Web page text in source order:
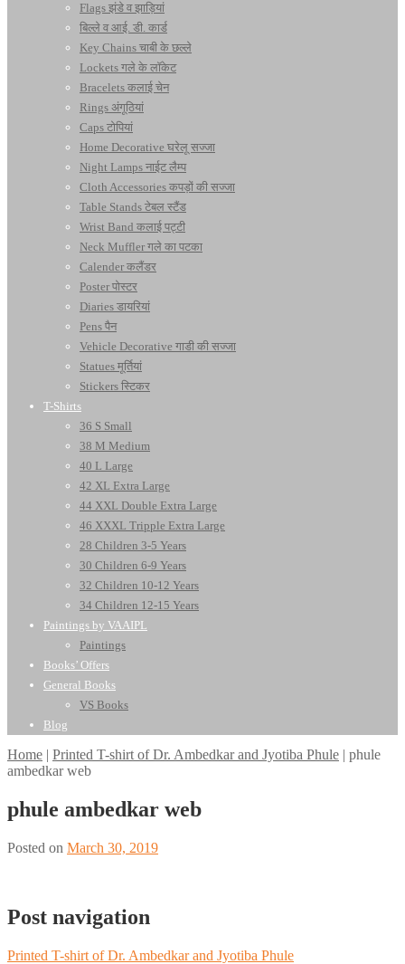
Flags झंडे व झाड़ियां
बिल्ले व आई. डी. कार्ड
Key Chains चाबी के छल्ले
Lockets गले के लॉकेट
Bracelets कलाई चेन
Rings अंगूठियां
Caps टोपियां
Home Decorative घरेलू सज्जा
Night Lamps नाईट लैम्प
Cloth Accessories कपड़ों की सज्जा
Table Stands टेबल स्टैंड
Wrist Band कलाई पट्टी
Neck Muffler गले का पटका
Calender कलैंडर
Poster पोस्टर
Diaries डायरियां
Pens पैन
Vehicle Decorative गाडी की सज्जा
Statues मूर्तियां
Stickers स्टिकर
T-Shirts
36 S Small
38 M Medium
40 L Large
42 XL Extra Large
44 XXL Double Extra Large
46 XXXL Tripple Extra Large
28 Children 3-5 Years
30 Children 6-9 Years
32 Children 10-12 Years
34 Children 12-15 Years
Paintings by VAAIPL
Paintings
Books’ Offers
General Books
VS Books
Blog
Home | Printed T-shirt of Dr. Ambedkar and Jyotiba Phule | phule
ambedkar web
phule ambedkar web
Posted on March 30, 2019
Post navigation
Printed T-shirt of Dr. Ambedkar and Jyotiba Phule